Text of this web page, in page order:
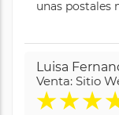
unas postales
Luisa
Venta: Sitio
★★★